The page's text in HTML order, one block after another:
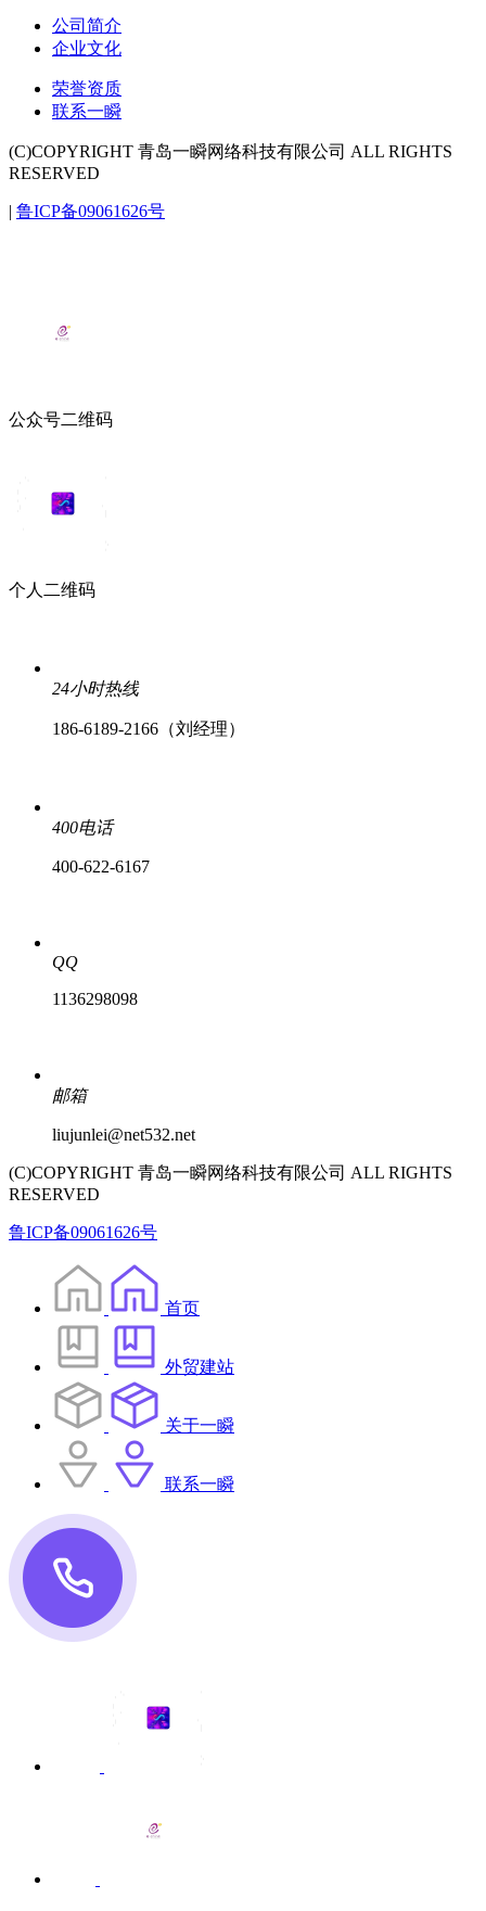
公司简介
企业文化
荣誉资质
联系一瞬
(C)COPYRIGHT 青岛一瞬网络科技有限公司 ALL RIGHTS
RESERVED
| 鲁ICP备09061626号
公众号二维码
个人二维码
24小时热线
186-6189-2166（刘经理）
400电话
400-622-6167
QQ
1136298098
邮箱
liujunlei@net532.net
(C)COPYRIGHT 青岛一瞬网络科技有限公司 ALL RIGHTS
RESERVED
鲁ICP备09061626号
首页
外贸建站
关于一瞬
联系一瞬